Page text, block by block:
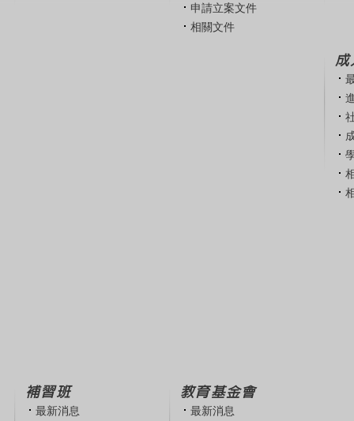
申請立案文件
相關文件
補習班
最新消息
教育基金會
最新消息